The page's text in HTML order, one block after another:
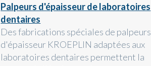
Palpeurs d'épaisseur de laboratoires
dentaires
Des fabrications spéciales de palpeurs
d'épaisseur KROEPLIN adaptées aux
laboratoires dentaires permettent la